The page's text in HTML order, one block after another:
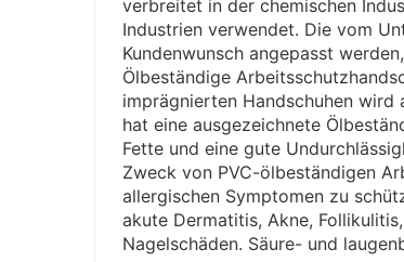
verbreitet in der chemischen
Industrien verwendet. Die vom
Kundenwunsch angepasst
Ölbeständige
imprägnierten Handschuhen
hat eine ausgezeichnete
Fette und eine gute
Zweck von PVC-ölbeständigen
allergischen Symptomen zu
akute Dermatitis, Akne,
Nagelschäden. Säure- und